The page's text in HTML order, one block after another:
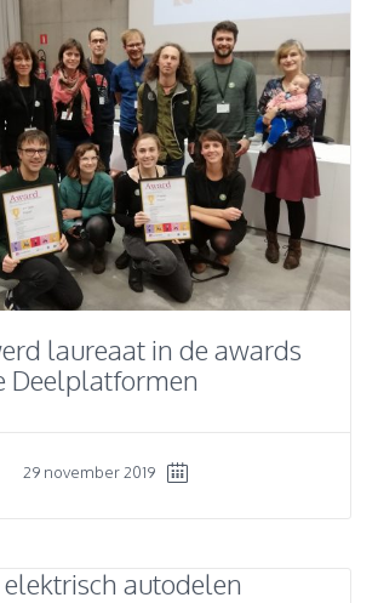
laureaat in de awards
Deelplatformen
29 november 2019
elektrisch autodelen